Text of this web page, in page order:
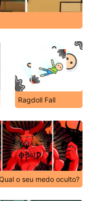
Ragdoll Fall
o seu medo oculto?